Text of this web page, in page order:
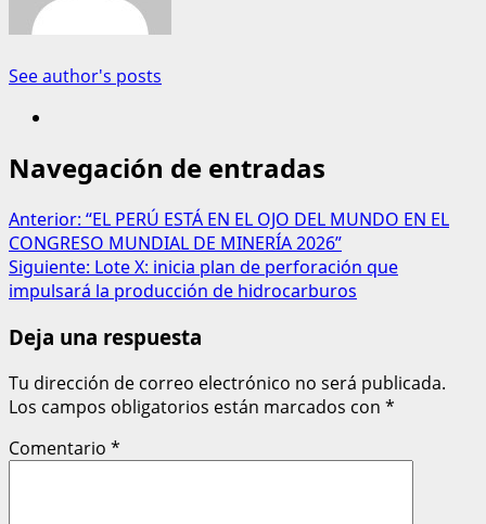
See author's posts
Navegación de entradas
Anterior: “EL PERÚ ESTÁ EN EL OJO DEL MUNDO EN EL
CONGRESO MUNDIAL DE MINERÍA 2026”
Siguiente: Lote X: inicia plan de perforación que
impulsará la producción de hidrocarburos
Deja una respuesta
Tu dirección de correo electrónico no será publicada.
Los campos obligatorios están marcados con *
Comentario *